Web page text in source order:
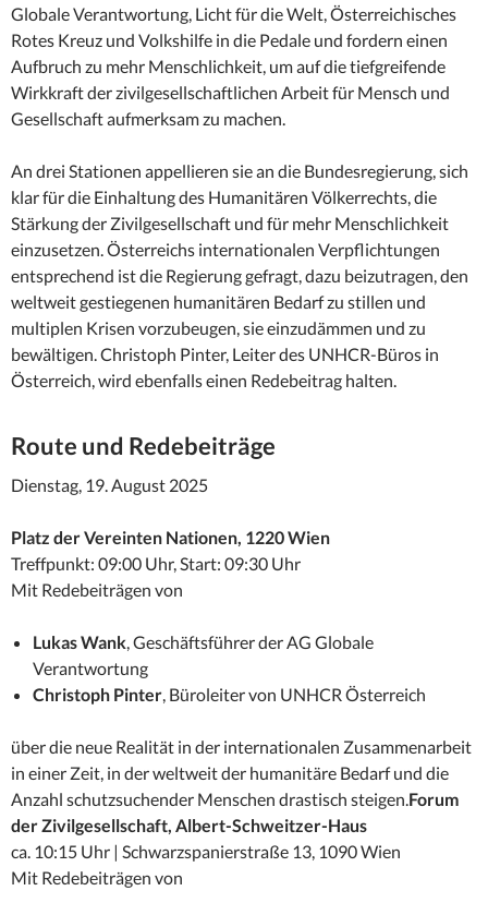
Globale Verantwortung, Licht für die Welt, Österreichisches
Rotes Kreuz und Volkshilfe in die Pedale und fordern einen
Aufbruch zu mehr Menschlichkeit, um auf die tiefgreifende
Wirkkraft der zivilgesellschaftlichen Arbeit für Mensch und
Gesellschaft aufmerksam zu machen.
An drei Stationen appellieren sie an die Bundesregierung, sich
klar für die Einhaltung des Humanitären Völkerrechts, die
Stärkung der Zivilgesellschaft und für mehr Menschlichkeit
einzusetzen. Österreichs internationalen Verpflichtungen
entsprechend ist die Regierung gefragt, dazu beizutragen, den
weltweit gestiegenen humanitären Bedarf zu stillen und
multiplen Krisen vorzubeugen, sie einzudämmen und zu
bewältigen. Christoph Pinter, Leiter des UNHCR-Büros in
Österreich, wird ebenfalls einen Redebeitrag halten.
Route und Redebeiträge
Dienstag, 19. August 2025
Platz der Vereinten Nationen, 1220 Wien
Treffpunkt: 09:00 Uhr, Start: 09:30 Uhr
Mit Redebeiträgen von
Lukas Wank, Geschäftsführer der AG Globale
Verantwortung
Christoph Pinter, Büroleiter von UNHCR Österreich
über die neue Realität in der internationalen Zusammenarbeit
in einer Zeit, in der weltweit der humanitäre Bedarf und die
Anzahl schutzsuchender Menschen drastisch steigen.Forum
der Zivilgesellschaft, Albert-Schweitzer-Haus
ca. 10:15 Uhr | Schwarzspanierstraße 13, 1090 Wien
Mit Redebeiträgen von